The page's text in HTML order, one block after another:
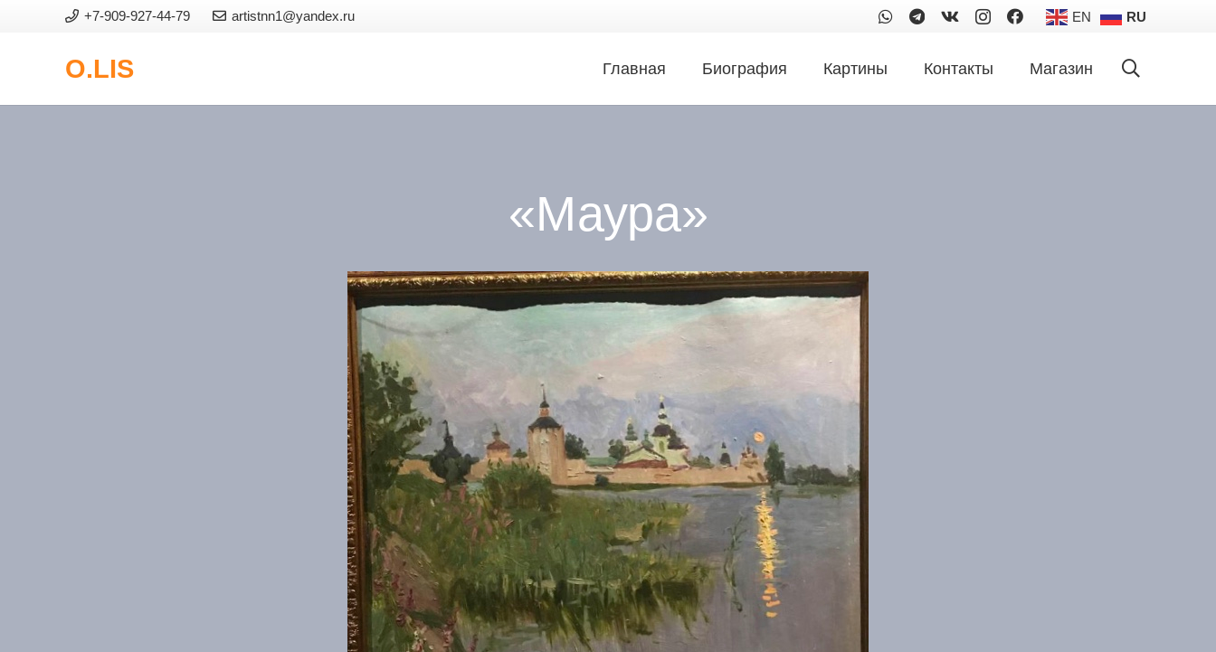
+7-909-927-44-79 artistnn1@yandex.ru EN RU
O.LIS Главная Биография Картины Контакты Магазин
«Маура»